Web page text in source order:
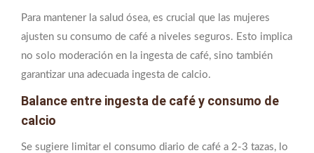
Para mantener la salud ósea, es crucial que las mujeres
ajusten su consumo de café a niveles seguros. Esto implica
no solo moderación en la ingesta de café, sino también
garantizar una adecuada ingesta de calcio.
Balance entre ingesta de café y consumo de
calcio
Se sugiere limitar el consumo diario de café a 2-3 tazas, lo